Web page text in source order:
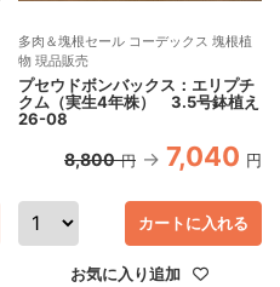
多肉＆塊根セール コーデックス 塊根植
物 現品販売
プセウドボンバックス：エリプチ
クム（実生4年株） 3.5号鉢植え
26-08
8,800 円 7,040 円
カートに入れる
お気に入り追加